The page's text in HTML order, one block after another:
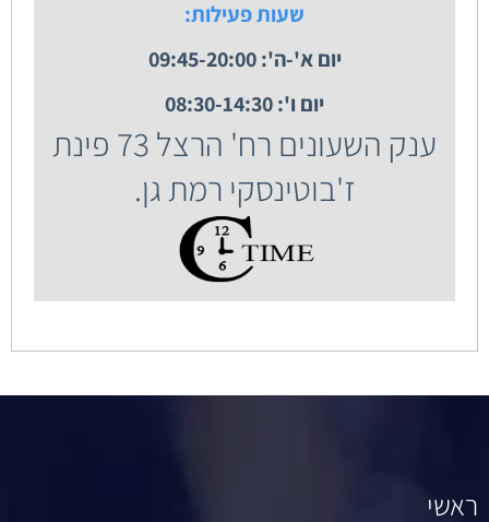
שעות פעילות:
יום א'-ה': 09:45-20:00
יום ו': 08:30-14:30
ענק השעונים רח' הרצל 73 פינת
ז'בוטינסקי רמת גן.
ראשי